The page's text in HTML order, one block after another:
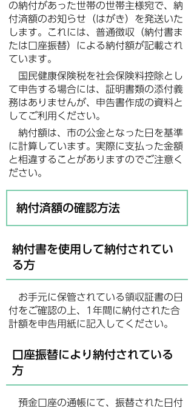
の納付があった世帯の世帯主様宛で、納
付済額のお知らせ（はがき）を発送いた
します。これには、普通徴収（納付書ま
たは口座振替）による納付額が記載され
ています。
国民健康保険税を社会保険料控除とし
て申告する場合には、証明書類の添付義
務はありませんが、申告書作成の資料と
してご利用ください。
納付額は、市の公金となった日を基準
に計算しています。実際に支払った金額
と相違することがありますのでご注意く
ださい。
納付済額の確認方法
納付書を使用して納付されてい
る方
お手元に保管されている領収証書の日
付をご確認の上、1年間に納付された合
計額を申告用紙に記入してください。
口座振替により納付されている
方
預金口座の通帳にて、振替された日付